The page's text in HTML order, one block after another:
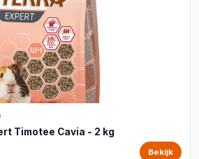
Timotee Cavia - 2 kg
Bekijk